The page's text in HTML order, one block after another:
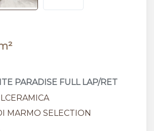
PARADISE FULL LAP/RET
MARMO SELECTION